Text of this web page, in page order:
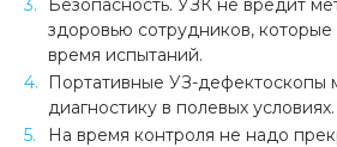
Безопасность. УЗК не вредит
здоровью сотрудников,
время испытаний.
Портативные УЗ-дефектоскопы
диагностику в полевых условиях.
На время контроля не надо